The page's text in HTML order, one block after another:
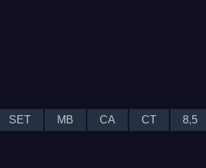
SET MB CA CT 8,5